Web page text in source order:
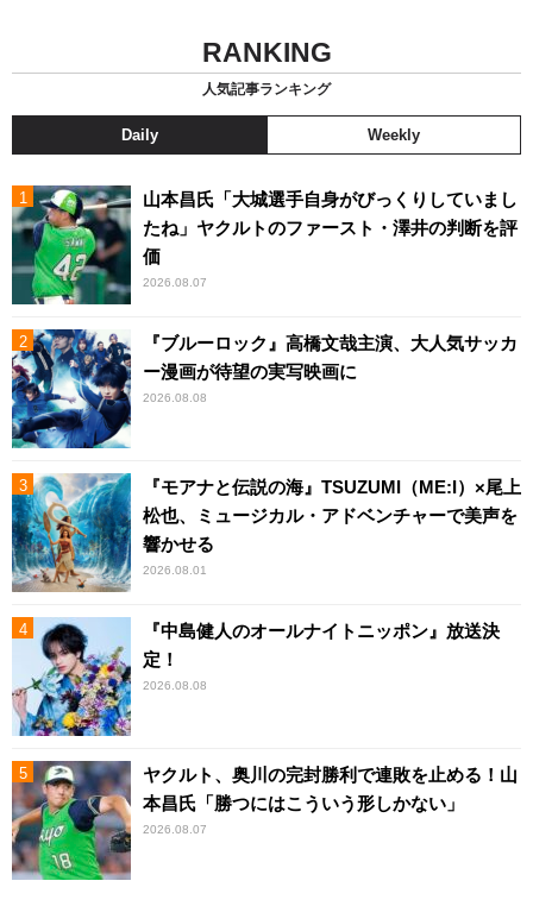
RANKING
人気記事ランキング
Daily Weekly
山本昌氏「大城選手自身がびっくりしていまし
たね」ヤクルトのファースト・澤井の判断を評
価
2026.08.07
『ブルーロック』高橋文哉主演、大人気サッカ
ー漫画が待望の実写映画に
2026.08.08
『モアナと伝説の海』TSUZUMI（ME:I）×尾上
松也、ミュージカル・アドベンチャーで美声を
響かせる
2026.08.01
『中島健人のオールナイトニッポン』放送決
定！
2026.08.08
ヤクルト、奥川の完封勝利で連敗を止める！山
本昌氏「勝つにはこういう形しかない」
2026.08.07